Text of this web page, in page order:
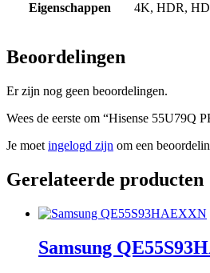
Eigenschappen 4K, HDR,
Beoordelingen
Er zijn nog geen beoordelingen.
Wees de eerste om “Hisense 55U79Q
Je moet ingelogd zijn om een
Gerelateerde producten
Samsung